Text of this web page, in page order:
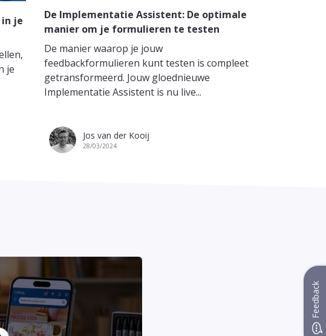
in je
je
De Implementatie Assistent: De optimale
manier om je formulieren te testen
De manier waarop je jouw
feedbackformulieren kunt testen is compleet
getransformeerd. Jouw gloednieuwe
Implementatie Assistent is nu live...
Jos van der Kooij
28/03/2024
Feedback